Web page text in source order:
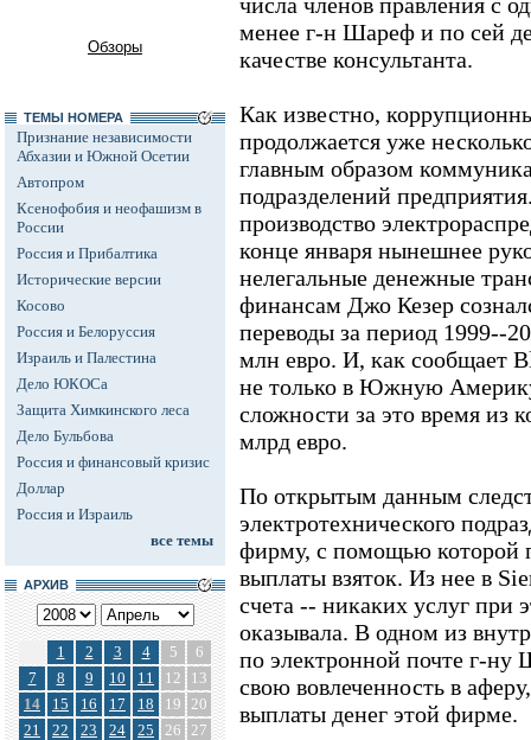
Обзоры
ТЕМЫ НОМЕРА
Признание независимости
Абхазии и Южной Осетии
Автопром
Ксенофобия и неофашизм в
России
Россия и Прибалтика
Исторические версии
Косово
Россия и Белоруссия
Израиль и Палестина
Дело ЮКОСа
Защита Химкинского леса
Дело Бульбова
Россия и финансовый кризис
Доллар
Россия и Израиль
все темы
АРХИВ
1 2 3 4 5
6
7
8 9 10 11 12
13
14
15 16 17 18 19 20
21
22 23 24 25 26 27
менее г-н Шареф и по сей
качестве консультанта.
Как известно,
продолжается уже
главным образом
подразделений
производство
конце января нынешнее
нелегальные денежные
финансам Джо Кезер
переводы за период 1999--
млн евро. И, как сообщает
не только в Южную
сложности за это время из
млрд евро.
По открытым данным
электротехнического
фирму, с помощью которой
выплаты взяток. Из нее в
счета -- никаких услуг при
оказывала. В одном из
по электронной почте г-ну
свою вовлеченность в
выплаты денег этой фирме.